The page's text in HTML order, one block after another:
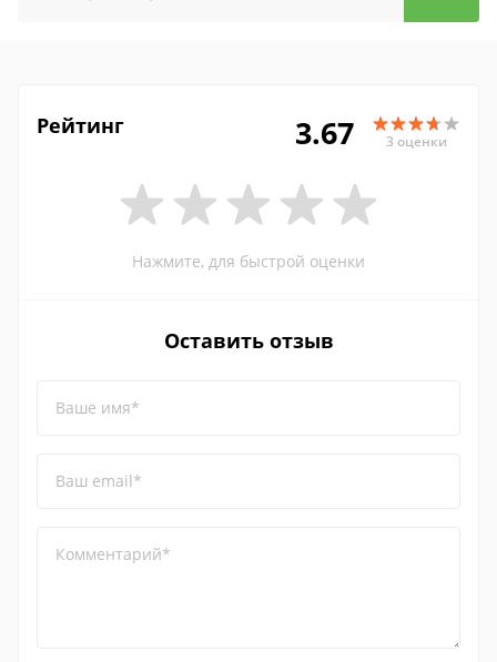
Рейтинг 3.67 3 оценки
Нажмите, для быстрой оценки
Оставить отзыв
Ваше имя*
Ваш email*
Комментарий*